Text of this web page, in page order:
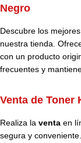
Negro
Descubre los mejores
nuestra tienda.
con un producto
frecuentes y
Venta de Toner
Realiza la venta en
segura y